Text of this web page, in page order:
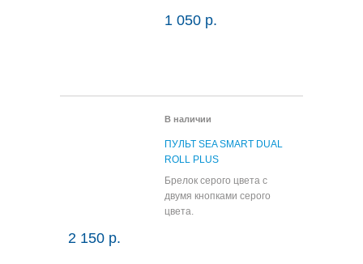
1 050 р.
В наличии
ПУЛЬТ SEA SMART DUAL
ROLL PLUS
Брелок серого цвета с
двумя кнопками серого
цвета.
2 150 р.